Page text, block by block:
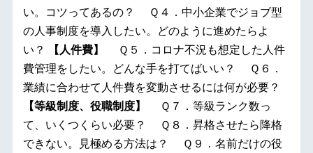
い。コツってあるの？ Ｑ４．中小企業でジョブ型
の人事制度を導入したい。どのように進めたらよ
い？
【人件費】
Ｑ５．コロナ不況も想定した人件
費管理をしたい。どんな手を打てばいい？ Ｑ６．
業績に合わせて人件費を変動させるには何が必要？
【等級制度、役職制度】
Ｑ７．等級ランク数っ
て、いくつくらい必要？ Ｑ８．昇格させたら降格
できない。見極める方法は？ Ｑ９．名前だけの役